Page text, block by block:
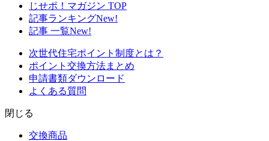
じせポ！マガジン TOP
記事ランキングNew!
記事 一覧New!
次世代住宅ポイント制度とは？
ポイント交換方法まとめ
申請書類ダウンロード
よくある質問
閉じる
交換商品